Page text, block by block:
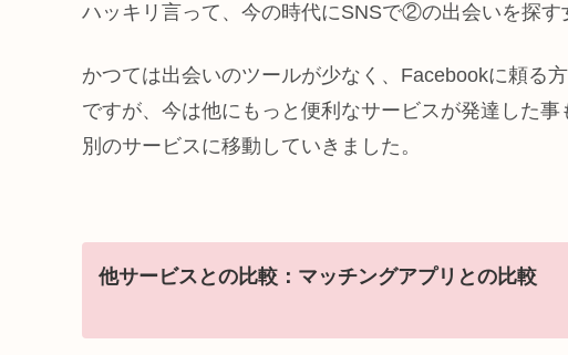
ハッキリ言って、今の時代にSNSで②の出会いを探す
かつては出会いのツールが少なく、Facebookに頼る方
ですが、今は他にもっと便利なサービスが発達した
別のサービスに移動していきました。
他サービス との比較 ： マッチングアプリとの比較